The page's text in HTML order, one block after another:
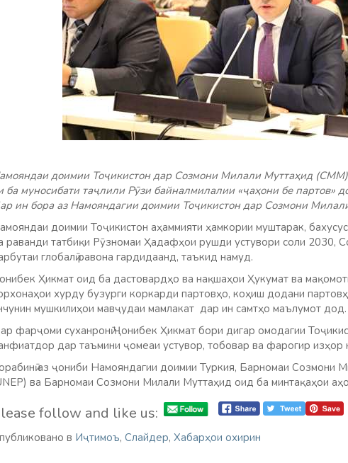
доимии Тоҷикистон дар Созмони Милали Муттаҳид
ба муносибати таҷлили Рӯзи байналмилалии «ҷаҳони бе партов»
ин бора аз Намояндагии доимии Тоҷикистон дар Созмони
доимии Тоҷикистон аҳаммияти ҳамкории муштарак,
раванди татбиқи Рӯзномаи Ҳадафҳои рушди устувори соли 2030,
глобалӣ равона гардидаанд, таъкид намуд.
Ҳикмат оид ба дастовардҳо ва нақшаҳои Ҳукумат ва
хурду бузурги коркарди партовҳо, коҳиш додани
мушкилиҳои мавҷудаи мамлакат дар ин самтҳо маълумот дод.
фарҷоми суханронӣ Ҷонибек Ҳикмат бори дигар омодагии
дар таъмини ҷомеаи устувор, тобовар ва фарогир изҳор
аз ҷониби Намояндагии доимии Туркия, Барномаи Созмони
ва Барномаи Созмони Милали Муттаҳид оид ба минтақаҳои
follow and like us:
в Иҷтимоъ, Слайдер, Хабарҳои охирин